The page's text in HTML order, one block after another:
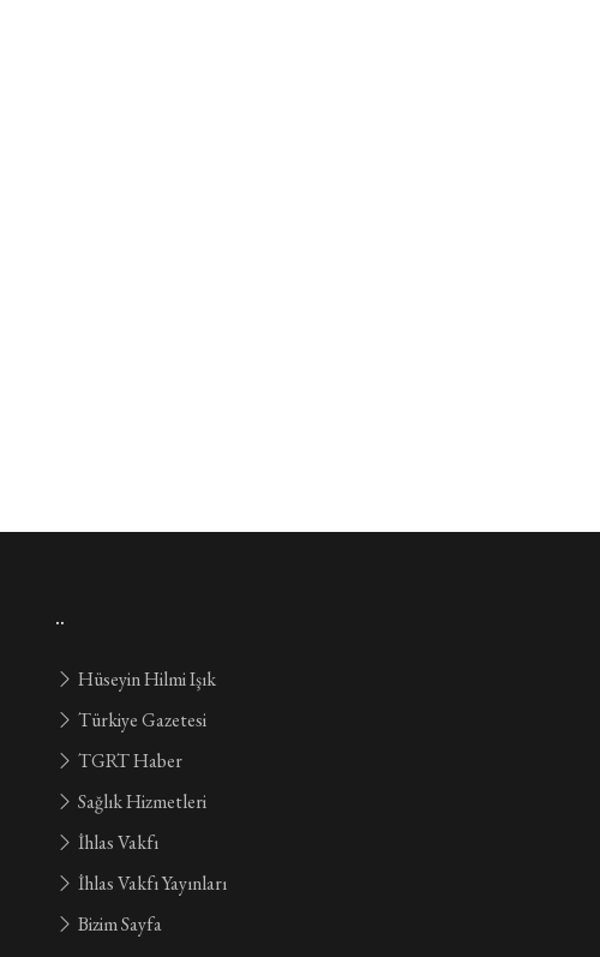
..
Hüseyin Hilmi Işık
Türkiye Gazetesi
TGRT Haber
Sağlık Hizmetleri
İhlas Vakfı
İhlas Vakfı Yayınları
Bizim Sayfa